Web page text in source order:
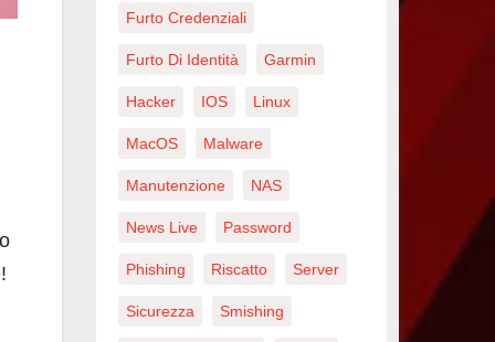
Furto Credenziali
Furto Di Identità Garmin
Hacker IOS Linux
MacOS Malware
Manutenzione NAS
News Live Password
Phishing Riscatto Server
Sicurezza Smishing